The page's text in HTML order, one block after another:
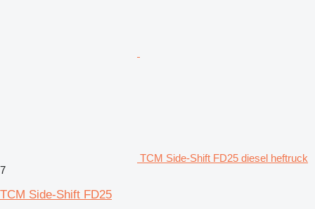
TCM Side-Shift FD25 diesel heftruck
7
TCM Side-Shift FD25